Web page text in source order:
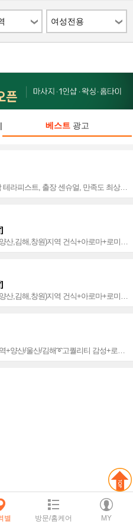
여성전용
| 베스트광고
라피스트, 출장 센슈얼, 만족도 최상의
산,김해,창원)지역 건식+아로마+로미
산,김해,창원)지역 건식+아로마+로미
+양산/울산/김해➰고퀄리티 감성+로미
❣✔찾아가는 감성 힐링타임✔❣2인 관
별 방문/홈케어 MY